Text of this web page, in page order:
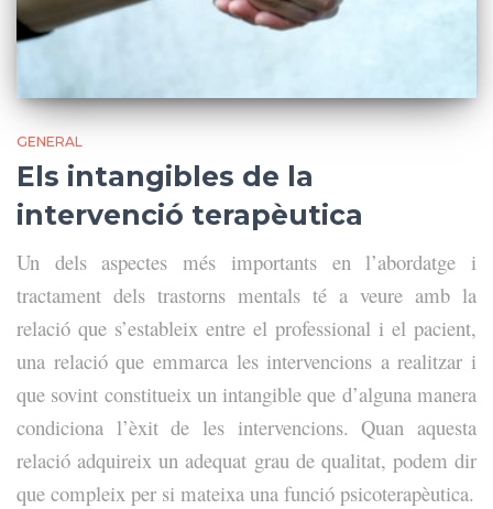
GENERAL
Els intangibles de la
intervenció terapèutica
Un dels aspectes més importants en l’abordatge i
tractament dels trastorns mentals té a veure amb la
relació que s’estableix entre el professional i el pacient,
una relació que emmarca les intervencions a realitzar i
que sovint constitueix un intangible que d’alguna manera
condiciona l’èxit de les intervencions. Quan aquesta
relació adquireix un adequat grau de qualitat, podem dir
que compleix per si mateixa una funció psicoterapèutica.